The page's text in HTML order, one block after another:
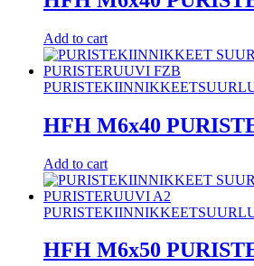
Add to cart
PURISTEKIINNIKKEET
HFH M6x40
Add to cart
PURISTEKIINNIKKEET
HFH M6x50